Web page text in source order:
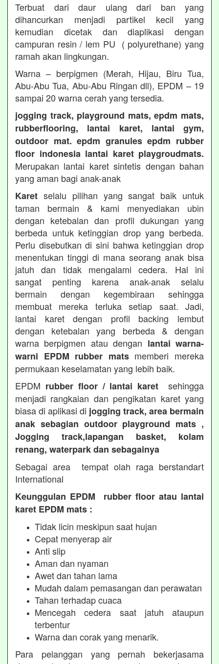
Terbuat dari daur ulang dari ban yang
dihancurkan menjadi partikel kecil yang
kemudian dicetak dan diaplikasi dengan
campuran resin / lem PU ( polyurethane) yang
ramah akan lingkungan.
Warna – berpigmen (Merah, Hijau, Biru Tua,
Abu-Abu Tua, Abu-Abu Ringan dll), EPDM – 19
sampai 20 warna cerah yang tersedia.
jogging track, playground mats, epdm mats,
rubberflooring, lantai karet, lantai gym,
outdoor mat. epdm granules epdm rubber
floor indonesia lantai karet playgroudmats.
Merupakan lantai karet sintetis dengan bahan
yang aman bagi anak-anak
Karet selalu pilihan yang sangat baik untuk
taman bermain & kami menyediakan ubin
dengan ketebalan dan profil dukungan yang
berbeda untuk ketinggian drop yang berbeda.
Perlu disebutkan di sini bahwa ketinggian drop
menentukan tinggi di mana seorang anak bisa
jatuh dan tidak mengalami cedera. Hal ini
sangat penting karena anak-anak selalu
bermain dengan kegembiraan sehingga
membuat mereka terluka setiap saat. Jadi,
lantai karet dengan profil backing lembut
dengan ketebalan yang berbeda & dengan
warna berpigmen atau dengan lantai warna-
warni EPDM rubber matsmemberi mereka
permukaan keselamatan yang lebih baik.
EPDM rubber floor / lantai karet sehingga
menjadi rangkaian dan pengikatan karet yang
biasa di aplikasi di jogging track, area bermain
anak sebagian outdoor playground mats ,
Jogging track,lapangan basket, kolam
renang, waterpark dan sebagainya
Sebagai area tempat olah raga berstandart
International
Keunggulan EPDM rubber floor atau lantai
karet EPDM mats :
Tidak licin meskipun saat hujan
Cepat menyerap air
Anti slip
Aman dan nyaman
Awet dan tahan lama
Mudah dalam pemasangan dan perawatan
Tahan terhadap cuaca
Mencegah cedera saat jatuh ataupun
terbentur
Warna dan corak yang menarik.
Para pelanggan yang pernah bekerjasama